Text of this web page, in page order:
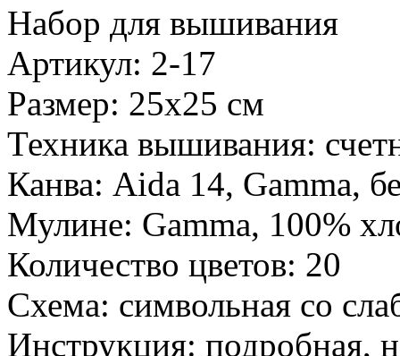
Набор для вышивания
Артикул: 2-17
Размер: 25х25 см
Техника вышивания:
Канва: Aida 14, Gamma,
Мулине: Gamma, 100%
Количество цветов: 20
Схема: символьная со
Инструкция: подробная,